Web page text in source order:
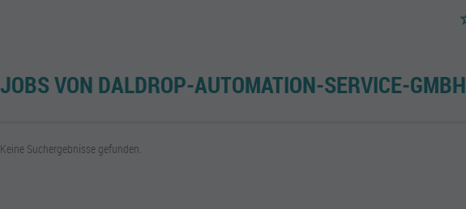
JOBS VON DALDROP-AUTOMATION-SERVICE-GMBH
Keine Suchergebnisse gefunden.